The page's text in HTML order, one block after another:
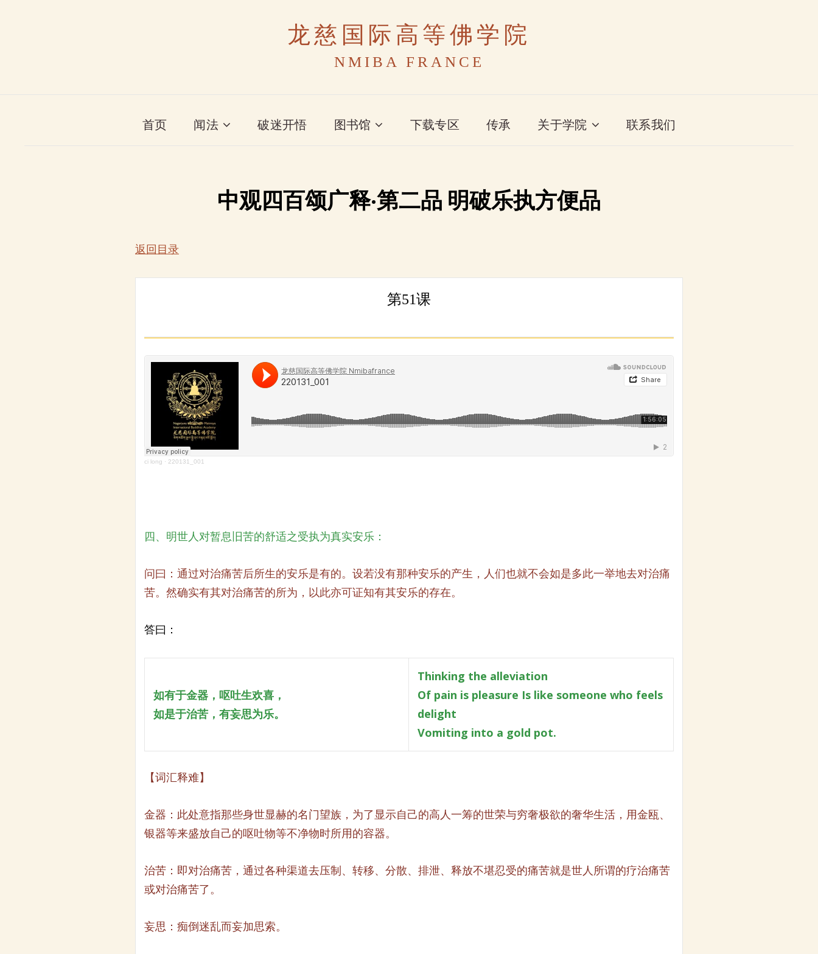
龙慈国际高等佛学院
NMIBA FRANCE
首页 闻法 破迷开悟 图书馆 下载专区 传承 关于学院 联系我们
中观四百颂广释·第二品 明破乐执方便品
返回目录
第51课
ci long · 220131_001
四、明世人对暂息旧苦的舒适之受执为真实安乐：
问曰：通过对治痛苦后所生的安乐是有的。设若没有那种安乐的产生，人们也就不会如是多此一举地去对治痛
苦。然确实有其对治痛苦的所为，以此亦可证知有其安乐的存在。
答曰：
如有于金器，呕吐生欢喜，
如是于治苦，有妄思为乐。
Thinking the alleviation
Of pain is pleasure Is like someone who feels
delight
Vomiting into a gold pot.
【词汇释难】
金器：此处意指那些身世显赫的名门望族，为了显示自己的高人一筹的世荣与穷奢极欲的奢华生活，用金瓯、
银器等来盛放自己的呕吐物等不净物时所用的容器。
治苦：即对治痛苦，通过各种渠道去压制、转移、分散、排泄、释放不堪忍受的痛苦就是世人所谓的疗治痛苦
或对治痛苦了。
妄思：痴倒迷乱而妄加思索。